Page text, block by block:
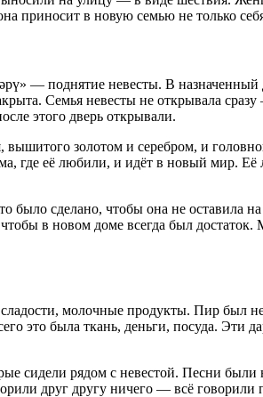
приносит в новую семью не только
— поднятие невесты. В
Семья невесты не открывала
этого дверь открывали.
вышитого золотом и серебром, и
где её любили, и идёт в новый мир.
сделано, чтобы она не оставила
в новом доме всегда был
молочные продукты. Пир был
это была ткань, деньги, посуда. Эти
сидели рядом с невестой. Песни были
друг другу ничего — всё говорили